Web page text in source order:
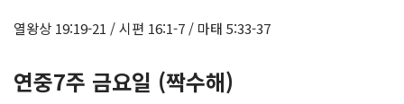
열왕상 19:19-21 / 시편 16:1-7 / 마태 5:33-37
연중7주 금요일 (짝수해)